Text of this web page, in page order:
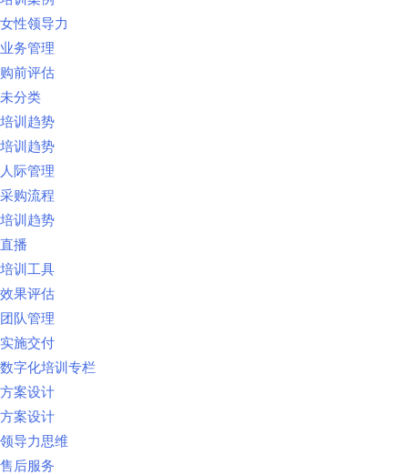
女性领导力
业务管理
购前评估
未分类
培训趋势
培训趋势
人际管理
采购流程
培训趋势
直播
培训工具
效果评估
团队管理
实施交付
数字化培训专栏
方案设计
方案设计
领导力思维
售后服务